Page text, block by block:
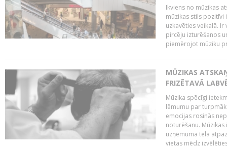
Ikviens no mūzikas
mūzikas stils pozitīvi
uzkavēties veikalā.
pircēju izturēšanos
piemērojot mūziku
MŪZIKAS
FRIZĒTAVĀ
Mūzika spēcīgi
lēmumu par
emocijas rosinās
noturēšanu.
uzņēmuma tēla
vietas mēdz